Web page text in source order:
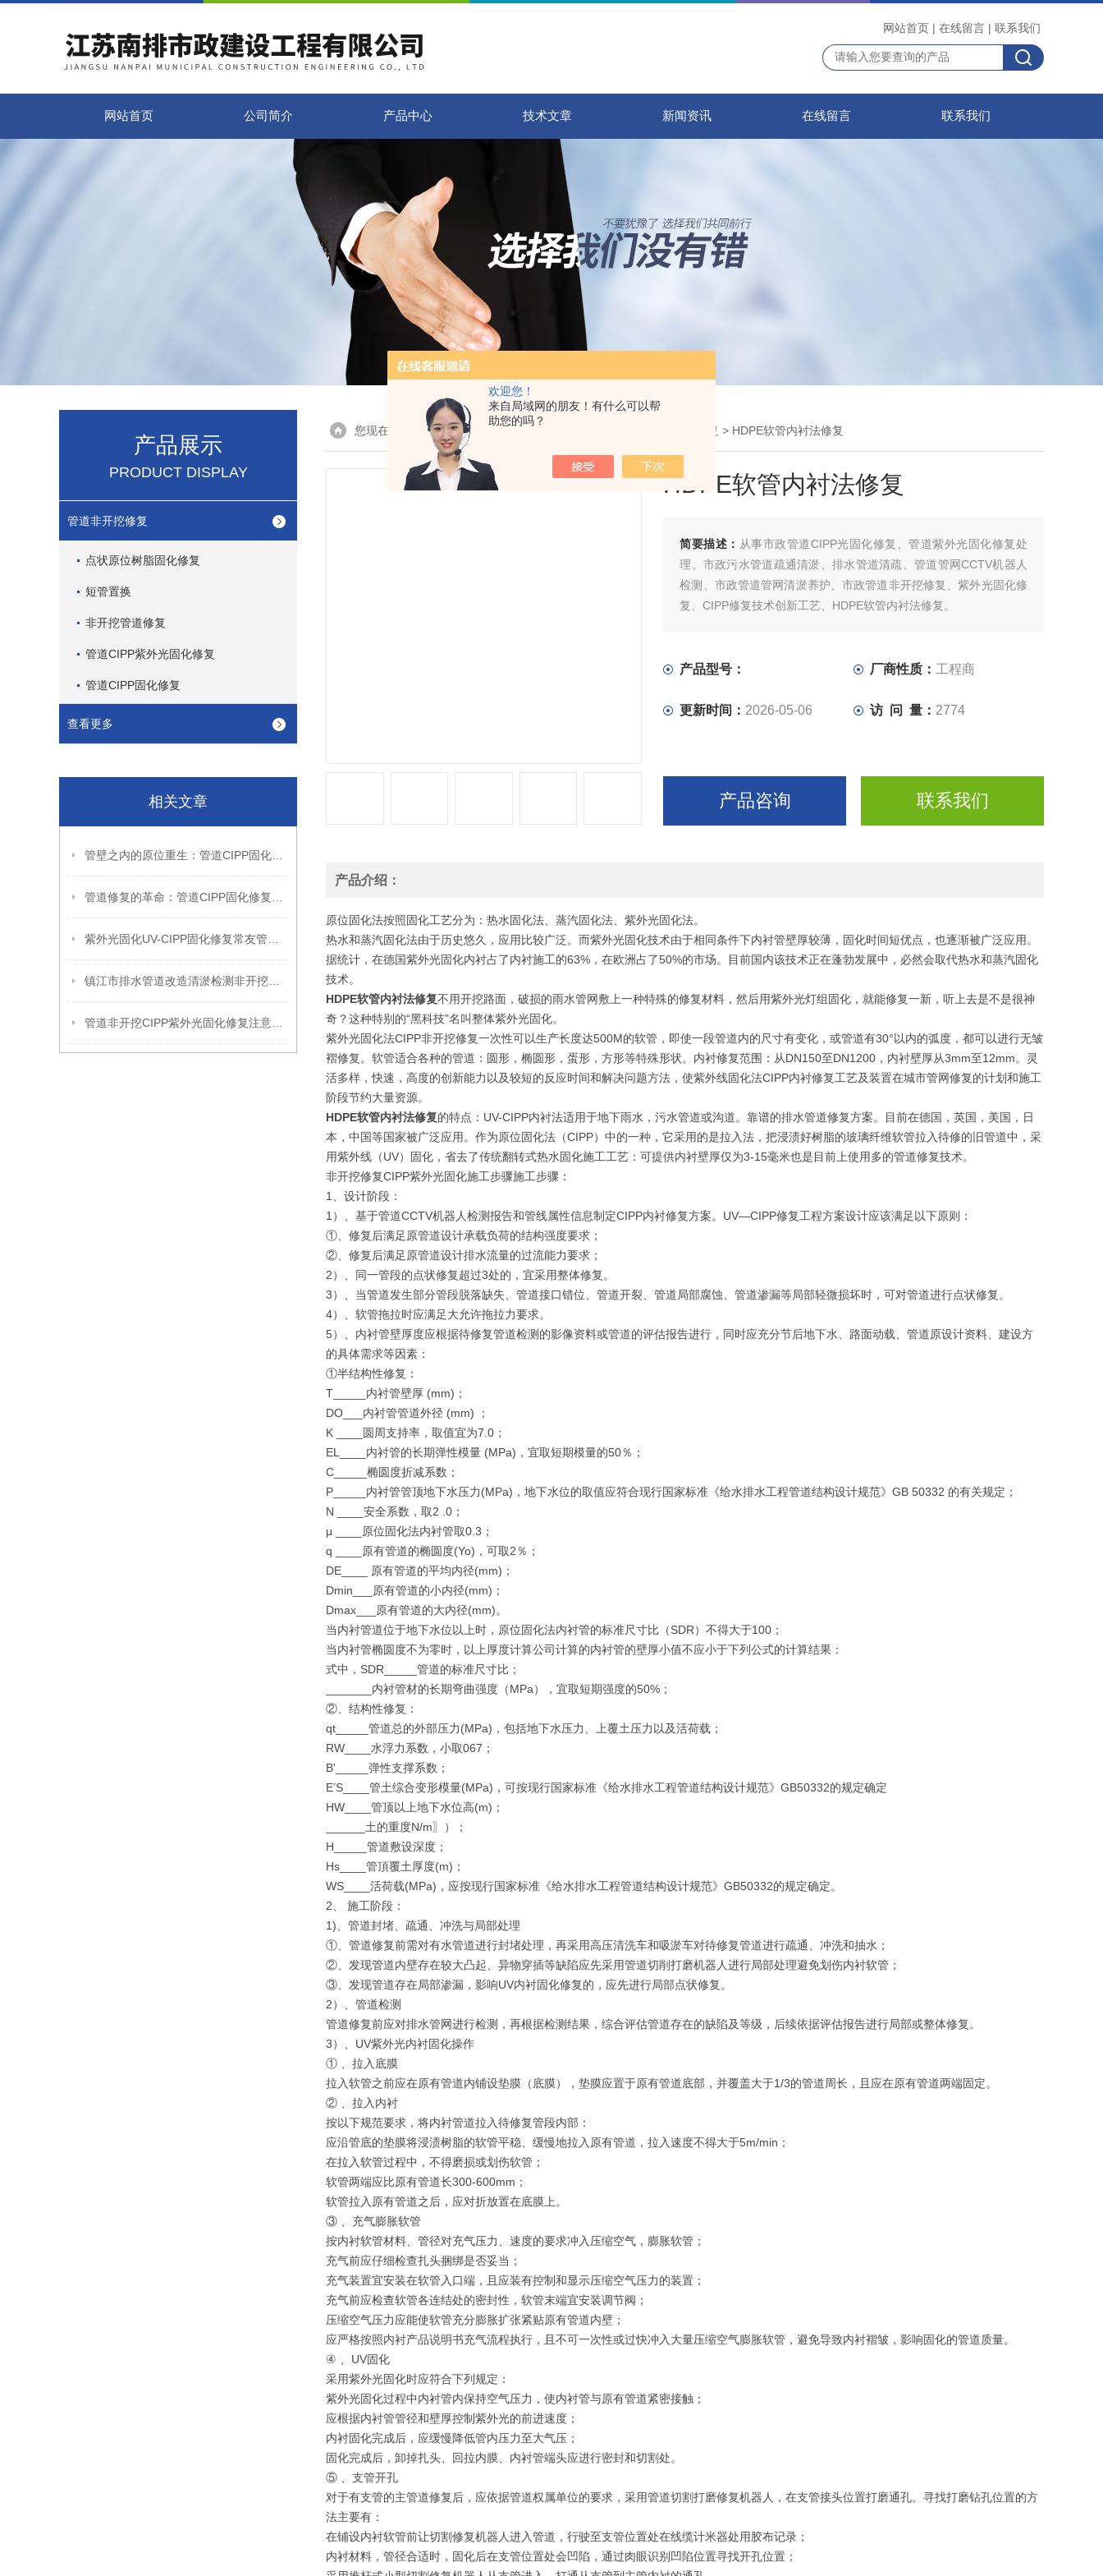
欢迎您！
来自局域网的朋友！有什么可以帮
助您的吗？
网站首页 | 在线留言 | 联系我们
网站首页 公司简介 产品中心 技术文章 新闻资讯 在线留言 联系我们
产品展示
PRODUCT DISPLAY
管道非开挖修复
点状原位树脂固化修复
短管置换
非开挖管道修复
管道CIPP紫外光固化修复
管道CIPP固化修复
查看更多
相关文章
您现在的位置：首页> 产品展示 > 管道非开挖修复 管道CIPP固化修复 > HDPE软管内衬法修复
HDPE软管内衬法修复
简要描述： 从事市政管道CIPP光固化修复、管道紫外光固化修复处
理、市政污水管道疏通清淤、排水管道清疏、管道管网CCTV机器人
检测、市政管道管网清淤养护、市政管道非开挖修复、紫外光固化修
复、CIPP修复技术创新工艺、HDPE软管内衬法修复。
产品型号： 厂商性质： 工程商
更新时间： 2026-05-06 访 问 量： 2774
产品咨询 联系我们
产品介绍：
原位固化法按照固化工艺分为：热水固化法、蒸汽固化法、紫外光固化法。
热水和蒸汽固化法由于历史悠久，应用比较广泛。而紫外光固化技术由于相同条件下内衬管壁厚较薄，固化时间短优点，也逐渐被广泛应用。
据统计，在德国紫外光固化内衬占了内衬施工的63%，在欧洲占了50%的市场。目前国内该技术正在蓬勃发展中，必然会取代热水和蒸汽固化
技术。
HDPE软管内衬法修复不用开挖路面，破损的雨水管网敷上一种特殊的修复材料，然后用紫外光灯组固化，就能修复一新，听上去是不是很神
奇？这种特别的“黑科技"名叫整体紫外光固化。
紫外光固化法CIPP非开挖修复一次性可以生产长度达500M的软管，即使一段管道内的尺寸有变化，或管道有30°以内的弧度，都可以进行无皱
褶修复。软管适合各种的管道：圆形，椭圆形，蛋形，方形等特殊形状。内衬修复范围：从DN150至DN1200，内衬壁厚从3mm至12mm。灵
活多样，快速，高度的创新能力以及较短的反应时间和解决问题方法，使紫外线固化法CIPP内衬修复工艺及装置在城市管网修复的计划和施工
阶段节约大量资源。
HDPE软管内衬法修复的特点：UV-CIPP内衬法适用于地下雨水，污水管道或沟道。靠谱的排水管道修复方案。目前在德国，英国，美国，日
本，中国等国家被广泛应用。作为原位固化法（CIPP）中的一种，它采用的是拉入法，把浸渍好树脂的玻璃纤维软管拉入待修的旧管道中，采
用紫外线（UV）固化，省去了传统翻转式热水固化施工工艺：可提供内衬壁厚仅为3-15毫米也是目前上使用多的管道修复技术。
非开挖修复CIPP紫外光固化施工步骤施工步骤：
1、设计阶段：
1）、基于管道CCTV机器人检测报告和管线属性信息制定CIPP内衬修复方案。UV—CIPP修复工程方案设计应该满足以下原则：
①、修复后满足原管道设计承载负荷的结构强度要求；
②、修复后满足原管道设计排水流量的过流能力要求；
2）、同一管段的点状修复超过3处的，宜采用整体修复。
3）、当管道发生部分管段脱落缺失、管道接口错位、管道开裂、管道局部腐蚀、管道渗漏等局部轻微损坏时，可对管道进行点状修复。
4）、软管拖拉时应满足大允许拖拉力要求。
5）、内衬管壁厚度应根据待修复管道检测的影像资料或管道的评估报告进行，同时应充分节后地下水、路面动载、管道原设计资料、建设方
的具体需求等因素：
①半结构性修复：
T_____内衬管壁厚 (mm)；
DO___内衬管管道外径 (mm) ；
K ____圆周支持率，取值宜为7.0；
EL____内衬管的长期弹性模量 (MPa)，宜取短期模量的50％；
C_____椭圆度折减系数；
P_____内衬管管顶地下水压力(MPa)，地下水位的取值应符合现行国家标准《给水排水工程管道结构设计规范》GB 50332 的有关规定；
N ____安全系数，取2 .0；
μ ____原位固化法内衬管取0.3；
q ____原有管道的椭圆度(Yo)，可取2％；
DE____ 原有管道的平均内径(mm)；
Dmin___原有管道的小内径(mm)；
Dmax___原有管道的大内径(mm)。
当内衬管道位于地下水位以上时，原位固化法内衬管的标准尺寸比（SDR）不得大于100；
当内衬管椭圆度不为零时，以上厚度计算公司计算的内衬管的壁厚小值不应小于下列公式的计算结果：
式中，SDR_____管道的标准尺寸比；
_______内衬管材的长期弯曲强度（MPa），宜取短期强度的50%；
②、结构性修复：
qt_____管道总的外部压力(MPa)，包括地下水压力、上覆土压力以及活荷载；
RW____水浮力系数，小取067；
B'_____弹性支撑系数；
E’S____管土综合变形模量(MPa)，可按现行国家标准《给水排水工程管道结构设计规范》GB50332的规定确定
HW____管顶以上地下水位高(m)；
______土的重度N/m〗）；
H_____管道敷设深度；
Hs____管頂覆土厚度(m)；
WS____活荷载(MPa)，应按现行国家标准《给水排水工程管道结构设计规范》GB50332的规定确定。
2、 施工阶段：
1)、管道封堵、疏通、冲洗与局部处理
①、管道修复前需对有水管道进行封堵处理，再采用高压清洗车和吸淤车对待修复管道进行疏通、冲洗和抽水；
②、发现管道内壁存在较大凸起、异物穿插等缺陷应先采用管道切削打磨机器人进行局部处理避免划伤内衬软管；
③、发现管道存在局部渗漏，影响UV内衬固化修复的，应先进行局部点状修复。
2）、管道检测
管道修复前应对排水管网进行检测，再根据检测结果，综合评估管道存在的缺陷及等级，后续依据评估报告进行局部或整体修复。
3）、UV紫外光内衬固化操作
① 、拉入底膜
拉入软管之前应在原有管道内铺设垫膜（底膜），垫膜应置于原有管道底部，并覆盖大于1/3的管道周长，且应在原有管道两端固定。
② 、拉入内衬
按以下规范要求，将内衬管道拉入待修复管段内部：
应沿管底的垫膜将浸渍树脂的软管平稳、缓慢地拉入原有管道，拉入速度不得大于5m/min；
在拉入软管过程中，不得磨损或划伤软管；
软管两端应比原有管道长300-600mm；
软管拉入原有管道之后，应对折放置在底膜上。
③ 、充气膨胀软管
按内衬软管材料、管径对充气压力、速度的要求冲入压缩空气，膨胀软管；
充气前应仔细检查扎头捆绑是否妥当；
充气装置宜安装在软管入口端，且应装有控制和显示压缩空气压力的装置；
充气前应检查软管各连结处的密封性，软管末端宜安装调节阀；
压缩空气压力应能使软管充分膨胀扩张紧贴原有管道内壁；
应严格按照内衬产品说明书充气流程执行，且不可一次性或过快冲入大量压缩空气膨胀软管，避免导致内衬褶皱，影响固化的管道质量。
④ 、UV固化
采用紫外光固化时应符合下列规定：
紫外光固化过程中内衬管内保持空气压力，使内衬管与原有管道紧密接触；
应根据内衬管管径和壁厚控制紫外光的前进速度；
内衬固化完成后，应缓慢降低管内压力至大气压；
固化完成后，卸掉扎头、回拉内膜、内衬管端头应进行密封和切割处。
⑤ 、支管开孔
对于有支管的主管道修复后，应依据管道权属单位的要求，采用管道切割打磨修复机器人，在支管接头位置打磨通孔。寻找打磨钻孔位置的方
法主要有：
在铺设内衬软管前让切割修复机器人进入管道，行驶至支管位置处在线缆计米器处用胶布记录；
内衬材料，管径合适时，固化后在支管位置处会凹陷，通过肉眼识别凹陷位置寻找开孔位置；